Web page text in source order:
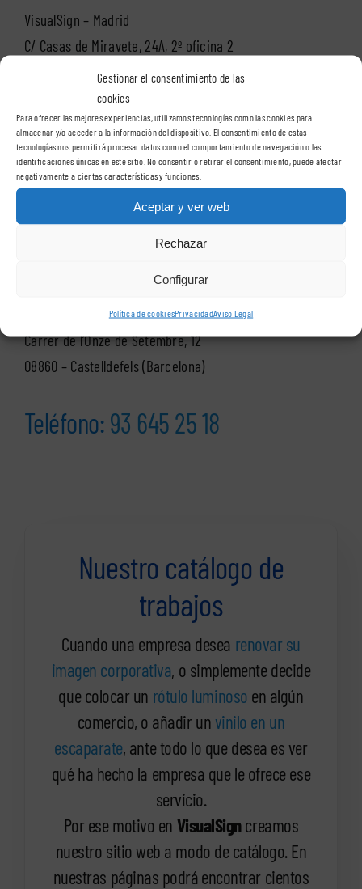
Gestionar el consentimiento de las
cookies
Para ofrecer las mejores experiencias, utilizamos tecnologías como las cookies para
almacenar y/o acceder a la información del dispositivo. El consentimiento de estas
tecnologías nos permitirá procesar datos como el comportamiento de navegación o las
identificaciones únicas en este sitio. No consentir o retirar el consentimiento, puede afectar
negativamente a ciertas características y funciones.
Aceptar y ver web
Rechazar
Configurar
Política de cookiesPrivacidadAviso Legal
VisualSign – Madrid
C/ Casas de Miravete, 24A, 2º oficina 2
28031 – Madrid
Teléfono:91 400 89 67
VisualSign en Barcelona
Delegación Cataluña
VisualSign – Barcelona
Carrer de l’Onze de Setembre, 12
08860 – Castelldefels (Barcelona)
Teléfono:93 645 25 18
Nuestro catálogo de
trabajos
Cuando una empresa desea renovar su
imagen corporativa, o simplemente decide
que colocar un rótulo luminoso en algún
comercio, o añadir unvinilo en un
escaparate, ante todo lo que desea es ver
qué ha hecho la empresa que le ofrece ese
servicio.
Por ese motivo en VisualSigncreamos
nuestro sitio web a modo de catálogo. En
nuestras páginas podrá encontrar cientos